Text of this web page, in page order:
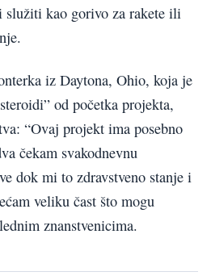
služiti kao gorivo za rakete ili
iz Daytona, Ohio, koja je
od početka projekta,
“Ovaj projekt ima posebno
čekam svakodnevnu
dok mi to zdravstveno stanje i
veliku čast što mogu
znanstvenicima.